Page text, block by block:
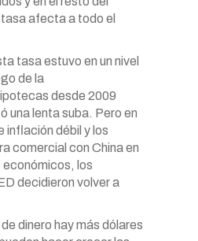
afecta a todo el
tasa estuvo en un nivel
de la
desde 2009
una lenta suba. Pero en
inflación débil y los
comercial con China en
los
decidieron volver a
dinero hay más dólares